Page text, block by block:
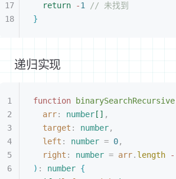
return -1
// 未找到
}
递归实现
function binarySearchRecursive
arr: number [ ] ,
target : number,
left : number = 0,
right : number = arr. length -
) : number {